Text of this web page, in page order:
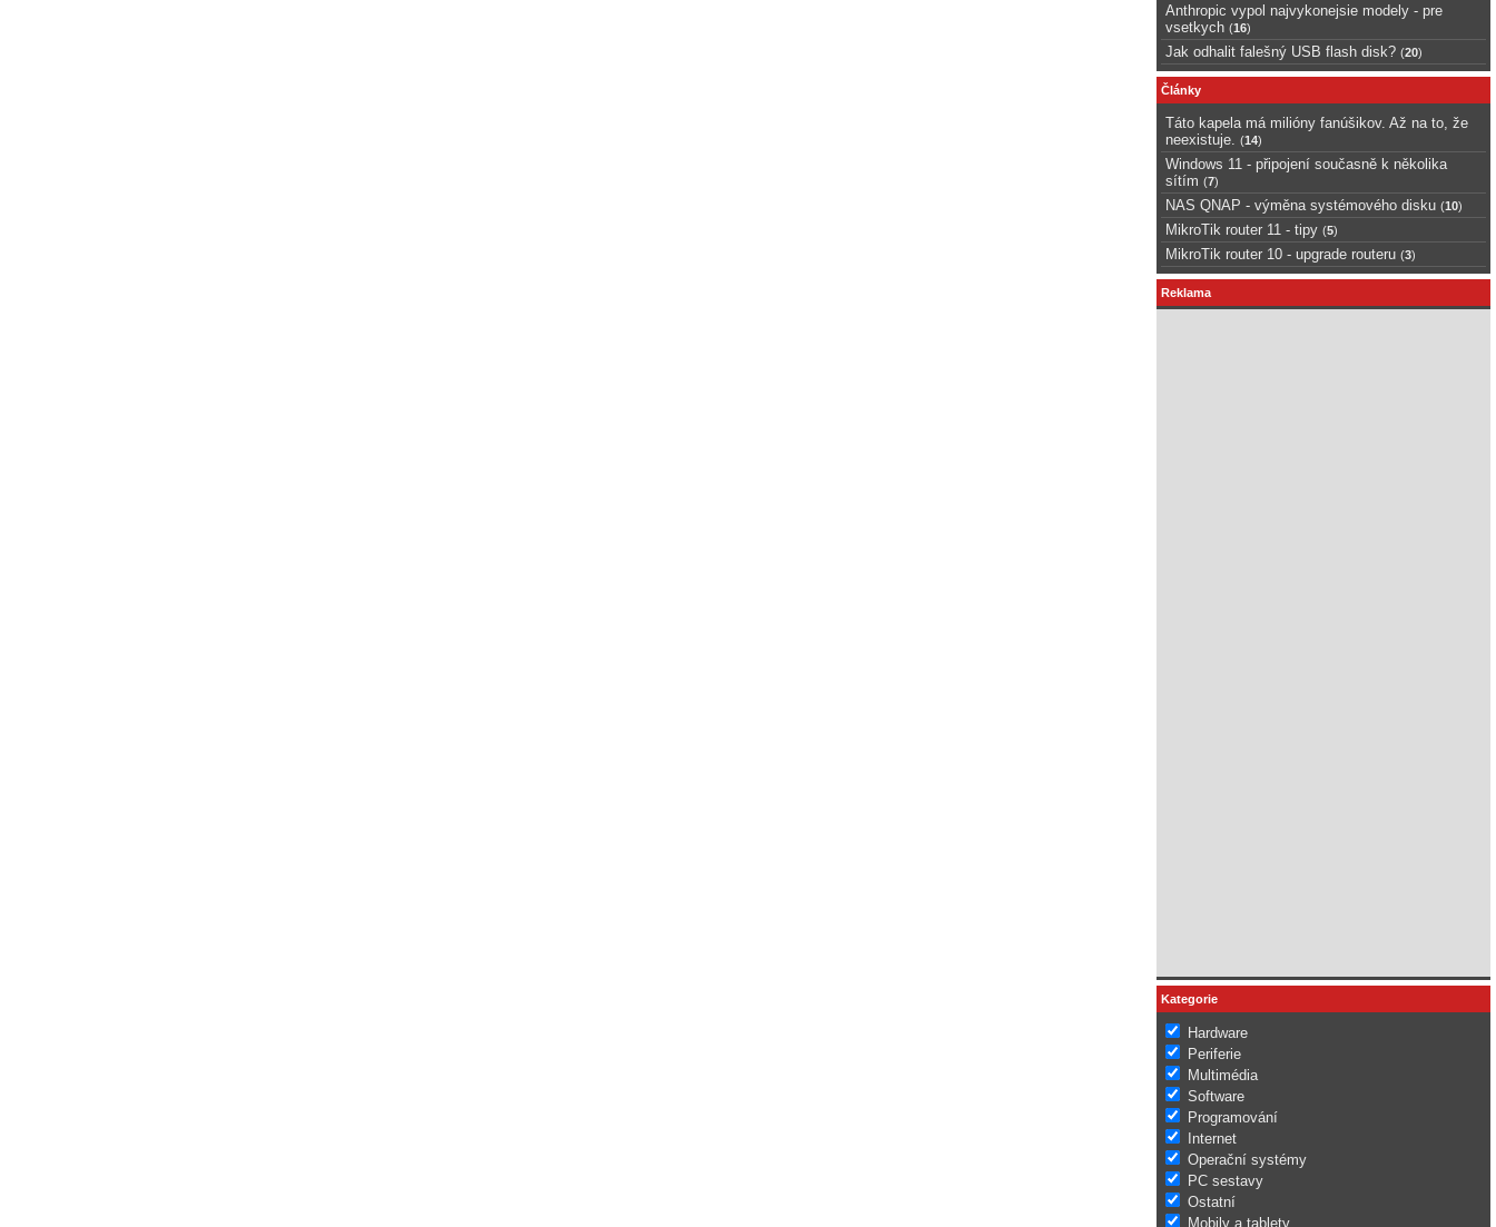
Anthropic vypol najvykonejsie modely - pre
vsetkych (16)
Jak odhalit falešný USB flash disk? (20)
Články
Táto kapela má milióny fanúšikov. Až na to, že
neexistuje.
(14)
Windows 11 - připojení současně k několika
sítím (7)
NAS QNAP - výměna systémového disku (10)
MikroTik router 11 - tipy (5)
MikroTik router 10 - upgrade routeru (3)
Reklama
Kategorie
Hardware
Periferie
Multimédia
Software
Programování
Internet
Operační systémy
PC sestavy
Ostatní
Mobily a tablety